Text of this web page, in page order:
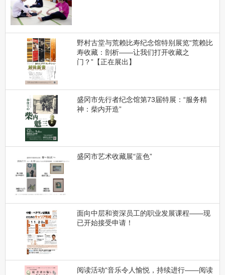
野村古堂与荒赖比寿纪念馆特别展览“荒赖比
寿收藏：剖析——让我们打开收藏之
门？”【正在展出】
盛冈市先行者纪念馆第73届特展：“服务精
神：柴内开造”
盛冈市艺术收藏展“蓝色”
面向中层和资深员工的职业发展课程——现
已开始接受申请！
阅读活动“音乐令人愉悦，持续进行——阅读